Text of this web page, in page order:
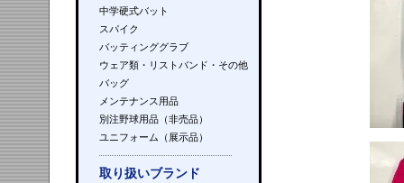
中学硬式バット
スパイク
バッティンググラブ
ウェア類・リストバンド・その他
バッグ
メンテナンス用品
別注野球用品（非売品）
ユニフォーム（展示品）
取り扱いブランド